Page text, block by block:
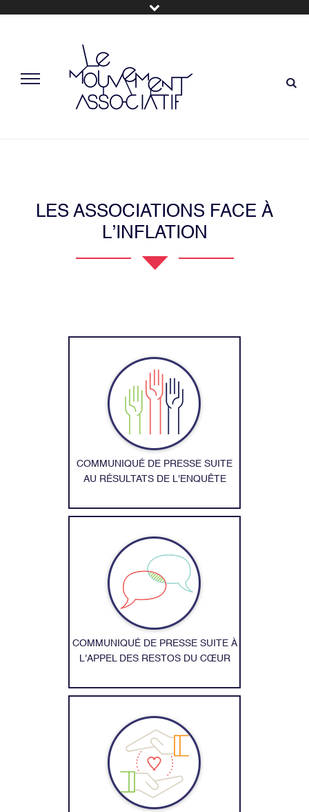
LES ASSOCIATIONS FACE À
L’INFLATION
COMMUNIQUÉ DE PRESSE SUITE
AU RÉSULTATS DE L'ENQUÊTE
COMMUNIQUÉ DE PRESSE SUITE À
L'APPEL DES RESTOS DU CŒUR